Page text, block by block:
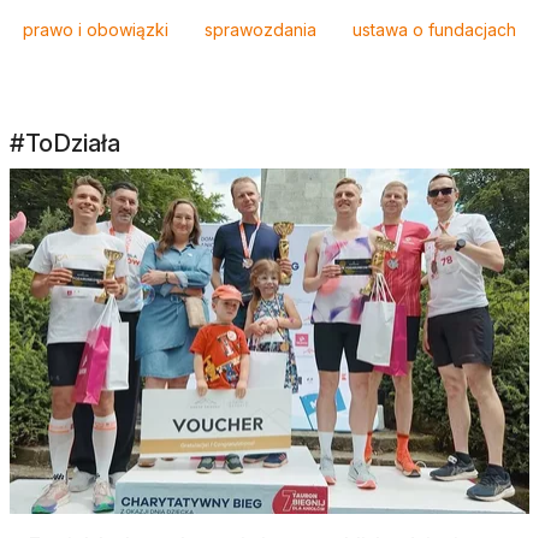
prawo i obowiązki sprawozdania ustawa o fundacjach
#ToDziała